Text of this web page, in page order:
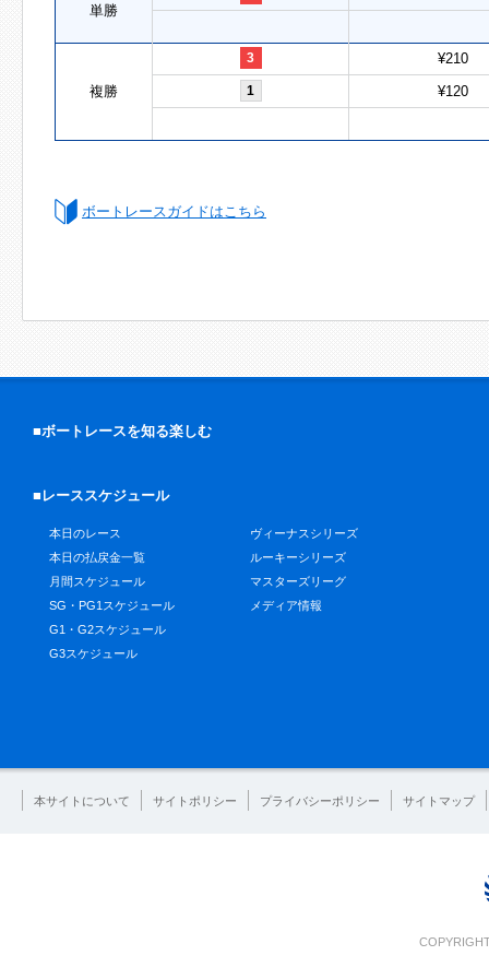
単勝
複勝
3 ¥210
1 ¥120
ボートレースガイドはこちら
■ボートレースを知る楽しむ
■レーススケジュール
本日のレース
本日の払戻金一覧
月間スケジュール
SG・PG1スケジュール
G1・G2スケジュール
G3スケジュール
ヴィーナスシリーズ
ルーキーシリーズ
マスターズリーグ
メディア情報
本サイトについて サイトポリシー プライバシーポリシー サイトマップ